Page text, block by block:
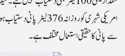
امریکی شہری کو روزانہ
سے پانی کا حقیقی استعمال مختلف ہے۔